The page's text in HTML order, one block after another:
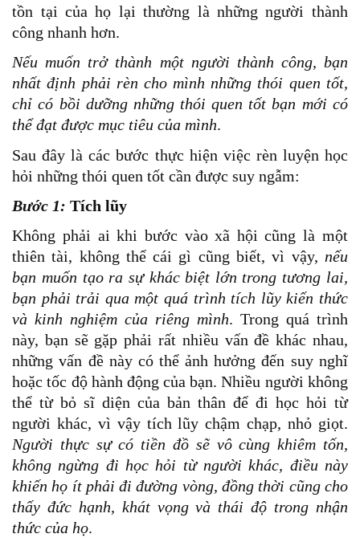
tồn tại của họ lại thường là những người thành
công nhanh hơn.
Nếu muốn trở thành một người thành công, bạn
nhất định phải rèn cho mình những thói quen tốt,
chỉ có bồi dưỡng những thói quen tốt bạn mới có
thể đạt được mục tiêu của mình.
Sau đây là các bước thực hiện việc rèn luyện học
hỏi những thói quen tốt cần được suy ngẫm:
Bước 1: Tích lũy
Không phải ai khi bước vào xã hội cũng là một
thiên tài, không thể cái gì cũng biết, vì vậy, nếu
bạn muốn tạo ra sự khác biệt lớn trong tương lai,
bạn phải trải qua một quá trình tích lũy kiến thức
và kinh nghiệm của riêng mình. Trong quá trình
này, bạn sẽ gặp phải rất nhiều vấn đề khác nhau,
những vấn đề này có thể ảnh hưởng đến suy nghĩ
hoặc tốc độ hành động của bạn. Nhiều người không
thể từ bỏ sĩ diện của bản thân để đi học hỏi từ
người khác, vì vậy tích lũy chậm chạp, nhỏ giọt.
Người thực sự có tiền đồ sẽ vô cùng khiêm tốn,
không ngừng đi học hỏi từ người khác, điều này
khiến họ ít phải đi đường vòng, đồng thời cũng cho
thấy đức hạnh, khát vọng và thái độ trong nhận
thức của họ.